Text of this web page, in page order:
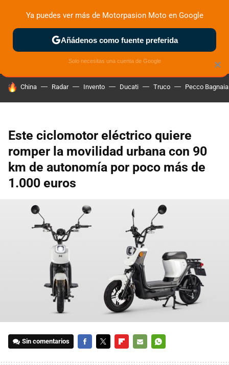
ZONA DE PRUEBAS DEPORTIVAS MOTOS ELÉCTRICAS
HOY SE HABLA DE
China Radar Invento Ducati Truco Pecco Bagnaia
Este ciclomotor eléctrico quiere
romper la movilidad urbana con 90
km de autonomía por poco más de
1.000 euros
Sin comentarios
×
Ya puedes ver más de Motorpasion Moto en Google
Añádenos como fuente preferida
Solo necesitas una cuenta de Google